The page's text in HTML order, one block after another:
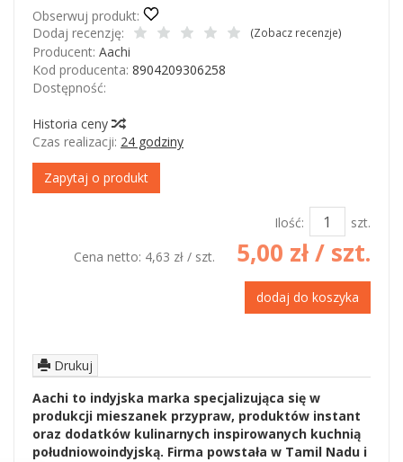
Obserwuj produkt:
Dodaj recenzję:
(Zobacz recenzje)
Producent: Aachi
Kod producenta: 8904209306258
Dostępność:
Historia ceny
Czas realizacji: 24 godziny
Zapytaj o produkt
Ilość:
szt.
Cena netto: 4,63 zł / szt. 5,00 zł/ szt.
dodaj do koszyka
Drukuj
Aachi to indyjska marka specjalizująca się w
produkcji mieszanek przypraw, produktów instant
oraz dodatków kulinarnych inspirowanych kuchnią
południowoindyjską. Firma powstała w Tamil Nadu i